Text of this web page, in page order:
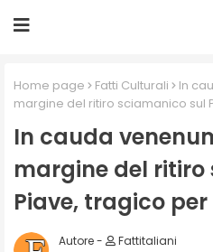
Home page Fatti Culturali
In
margine del ritiro sciamanico sul
In cauda
margine del
Piave, tragico per
Fattitaliani